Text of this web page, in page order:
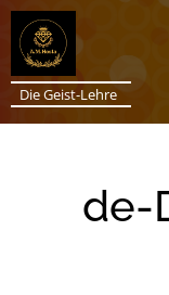
Die Geist-Lehre
de-